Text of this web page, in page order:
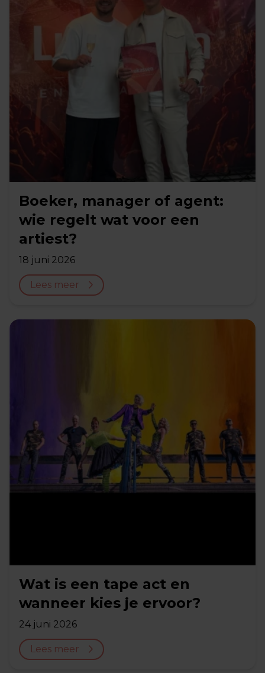
Boeker, manager of agent:
wie regelt wat voor een
artiest?
18 juni 2026
Lees meer
Wat is een tape act en
wanneer kies je ervoor?
24 juni 2026
Lees meer